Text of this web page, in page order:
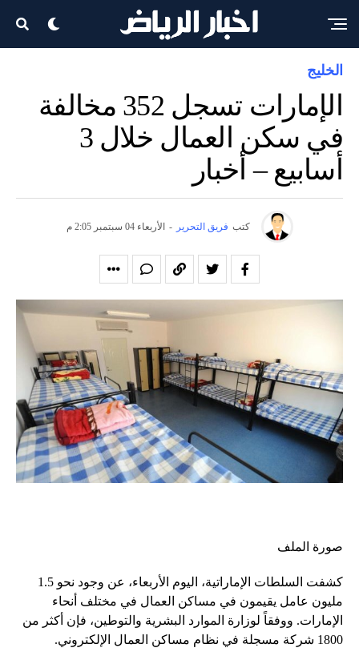
الخليج
الإمارات تسجل 352 مخالفة
في سكن العمال خلال 3
أسابيع – أخبار
كتب فريق التحرير - الأربعاء 04 سبتمبر 2:05 م
صورة الملف
كشفت السلطات الإماراتية، اليوم الأربعاء، عن وجود نحو 1.5
مليون عامل يقيمون في مساكن العمال في مختلف أنحاء
الإمارات. ووفقاً لوزارة الموارد البشرية والتوطين، فإن أكثر من
1800 شركة مسجلة في نظام مساكن العمال الإلكتروني.